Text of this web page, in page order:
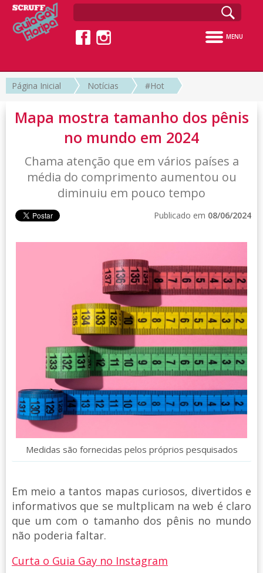
MENU
Página Inicial Notícias #Hot
Mapa mostra tamanho dos pênis
no mundo em 2024
Chama atenção que em vários países a
média do comprimento aumentou ou
diminuiu em pouco tempo
Publicado em 08/06/2024
Medidas são fornecidas pelos próprios pesquisados
Em meio a tantos mapas curiosos, divertidos e
informativos que se multplicam na web é claro
que um com o tamanho dos pênis no mundo
não poderia faltar.
Curta o Guia Gay no Instagram